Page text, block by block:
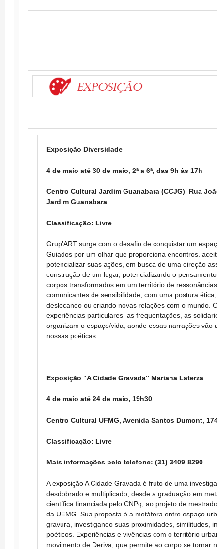
Exposição Diversidade
4 de maio até 30 de maio, 2ª a 6ª, das 9h às 17h
Centro Cultural Jardim Guanabara (CCJG), Rua
Jardim Guanabara
Classificação: Livre
Grup’ART surge com o desafio de conquistar um
Guiados por um olhar que proporciona encontros,
potencializar suas ações, em busca de uma direção
construção de um lugar, potencializando o
corpos transformados em um território de
comunicantes de sensibilidade, com uma postura
deslocando ou criando novas relações com o mundo.
experiências particulares, as frequentações, as
organizam o espaço/vida, aonde essas narrações vão
nossas poéticas.
Exposição “A Cidade Gravada” Mariana Laterza
4 de maio até 24 de maio, 19h30
Centro Cultural UFMG, Avenida Santos Dumont,
Classificação: Livre
Mais informações pelo telefone: (31) 3409-8290
A exposição A Cidade Gravada é fruto de uma
desdobrado e multiplicado, desde a graduação em
científica financiada pelo CNPq, ao projeto de
da UEMG. Sua proposta é a metáfora entre espaço
gravura, investigando suas proximidades, similitudes,
poéticos. Experiências e vivências com o território
movimento de Deriva, que permite ao corpo se tornar